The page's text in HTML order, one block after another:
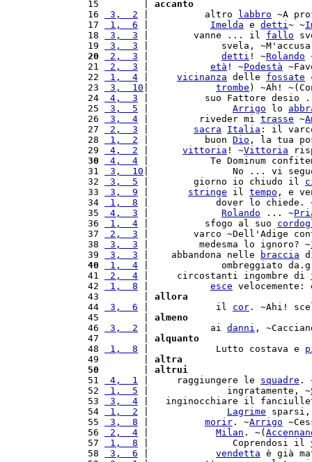
  15        |
accanto
  16
3,  2 |          altro labbro ~A
  17
1,  6 Imelda e detti~ ~
  18
3,  3 |        vanne ... il fallo
  19
3,  3 |             svela,
  20
2,  3 detti ! ~Rolando
  21
2,  3 età ! ~Podestà
  22
1,  4 vicinanza delle fossate
  23
3,  10 trombe ) ~Ah!
  24
4,  3 |          suo Fattore desio
  25
3,  5 Arrigo lo
  26
3,  4 |         riveder mi trasse ~
  27
2,  3 sacra Italia : il
  28
1,  2 |          buon Dio , la tua
  29
4,  2 vittoria ! ~Vittoria
  30
4,  4 |           Te Dominum
  31
3,  10 |               No ... vi
  32
3,  5 |        giorno io chiudo il
  33
3,  9 stringe il tempo , e
  34
1,  8 |            dover lo chiede.
  35
4,  3 Rolando ... ~
  36
1,  4 |          sfogo al suo
  37
2,  3 |        varco ~Dell'Adige
  38
3,  3 |         medesma lo ignoro? ~
  39
3,  3 |    abbandona nelle braccia
  40
1,  4 |             ombreggiato
  41
2,  4 |     circostanti ingombre di
  42
1,  8 esce
  43        |
allora
  44
3,  6 |            il cor . ~Ahi!
  45        |
almeno
  46
3,  2 |           ai danni ,
  47        |
alquanto
  48
1,  8 |            Lutto costava e
  49        |
altra
  50
altrui
  51
4,  1 |     raggiungere le squadre .
  52
1,  5 |              ingratamente, ~
  53
3,  4 |   inginocchiare il
  54
1,  2 Lagrime
  55
3,  8 morir . ~Arrigo
  56
2,  4 Milan . ~(
  57
1,  8 |               Coprendosi il
  58
3,  6 vendetta è già